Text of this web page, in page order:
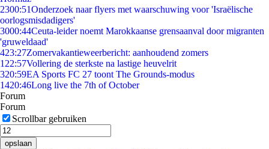
2300:51Onderzoek naar flyers met waarschuwing voor 'Israëlische
oorlogsmisdadigers'
3000:44Ceuta-leider noemt Marokkaanse grensaanval door migranten
'gruweldaad'
423:27Zomervakantieweerbericht: aanhoudend zomers
1 22:57Vollering de sterkste na lastige heuvelrit
320:59EA Sports FC 27 toont The Grounds-modus
1420:46Long live the 7th of October
Forum
Forum
Scrollbar gebruiken
opslaan